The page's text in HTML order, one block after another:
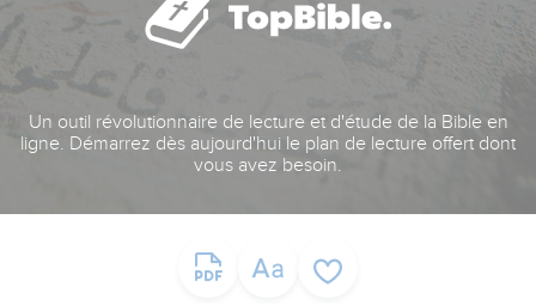
Un outil révolutionnaire de lecture et d'étude de la Bible en
ligne. Démarrez dès aujourd'hui le plan de lecture offert dont
vous avez besoin.